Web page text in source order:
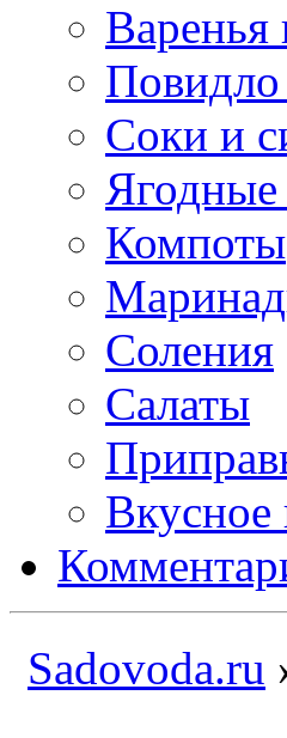
Соки и
Ягодные
Компоты
Соления
Салаты
Вкусное
Sadovoda.ru